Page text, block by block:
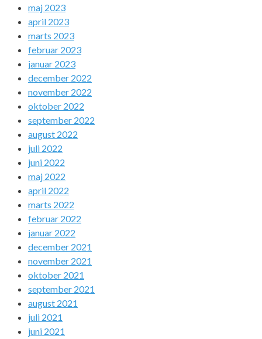
maj 2023
april 2023
marts 2023
februar 2023
januar 2023
december 2022
november 2022
oktober 2022
september 2022
august 2022
juli 2022
juni 2022
maj 2022
april 2022
marts 2022
februar 2022
januar 2022
december 2021
november 2021
oktober 2021
september 2021
august 2021
juli 2021
juni 2021